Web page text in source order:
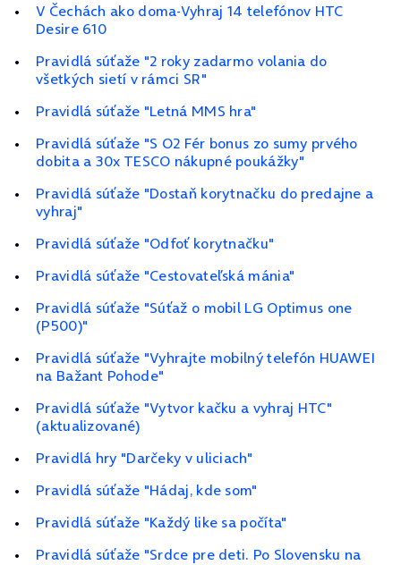
V Čechách ako doma-Vyhraj 14 telefónov HTC
Desire 610
Pravidlá súťaže "2 roky zadarmo volania do
všetkých sietí v rámci SR"
Pravidlá súťaže "Letná MMS hra"
Pravidlá súťaže "S O2 Fér bonus zo sumy prvého
dobita a 30x TESCO nákupné poukážky"
Pravidlá súťaže "Dostaň korytnačku do predajne a
vyhraj"
Pravidlá súťaže "Odfoť korytnačku"
Pravidlá súťaže "Cestovateľská mánia"
Pravidlá súťaže "Súťaž o mobil LG Optimus one
(P500)"
Pravidlá súťaže "Vyhrajte mobilný telefón HUAWEI
na Bažant Pohode"
Pravidlá súťaže "Vytvor kačku a vyhraj HTC"
(aktualizované)
Pravidlá hry "Darčeky v uliciach"
Pravidlá súťaže "Hádaj, kde som"
Pravidlá súťaže "Každý like sa počíta"
Pravidlá súťaže "Srdce pre deti. Po Slovensku na